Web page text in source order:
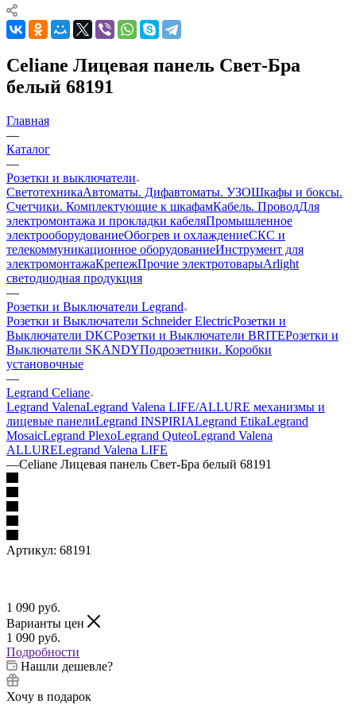
Celiane Лицевая панель Свет-Бра
белый 68191
Главная
—
Каталог
—
Розетки и выключатели
СветотехникаАвтоматы. Дифавтоматы. УЗОШкафы и боксы.
Счетчики. Комплектующие к шкафамКабель. ПроводДля
электромонтажа и прокладки кабеляПромышленное
электрооборудованиеОбогрев и охлаждениеСКС и
телекоммуникационное оборудованиеИнструмент для
электромонтажаКрепежПрочие электротоварыArlight
светодиодная продукция
—
Розетки и Выключатели Legrand
Розетки и Выключатели Schneider ElectricРозетки и
Выключатели DKCРозетки и Выключатели BRITEРозетки и
Выключатели SKANDYПодрозетники. Коробки
установочные
—
Legrand Celiane
Legrand ValenaLegrand Valena LIFE/ALLURE механизмы и
лицевые панелиLegrand INSPIRIALegrand EtikaLegrand
MosaicLegrand PlexoLegrand QuteoLegrand Valena
ALLURELegrand Valena LIFE
—Celiane Лицевая панель Свет-Бра белый 68191
Артикул: 68191
1 090 руб.
Варианты цен
1 090 руб.
Подробности
Нашли дешевле?
Хочу в подарок